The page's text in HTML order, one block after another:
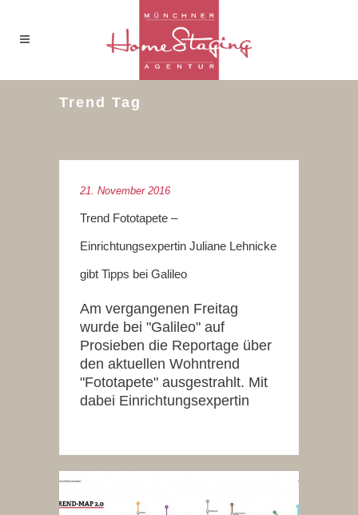
Trend Tag
21. November 2016
Trend Fototapete –
Einrichtungsexpertin Juliane Lehnicke
gibt Tipps bei Galileo
Am vergangenen Freitag
wurde bei "Galileo" auf
Prosieben die Reportage über
den aktuellen Wohntrend
"Fototapete" ausgestrahlt. Mit
dabei Einrichtungsexpertin